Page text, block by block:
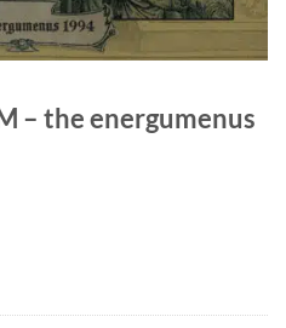
– the energumenus